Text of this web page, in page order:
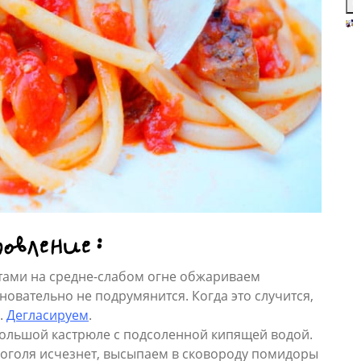
на средне-слабом огне обжариваем
не подрумянится. Когда это случится,
Дегласируем.
кастрюле с подсоленной кипящей водой.
исчезнет, высыпаем в сковороду помидоры